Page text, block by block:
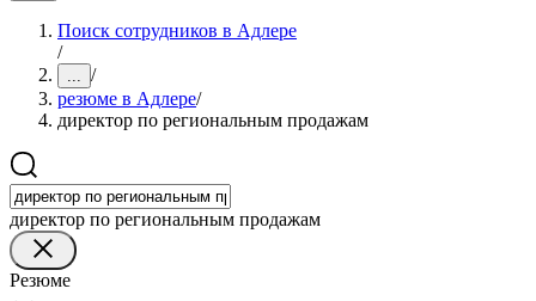
Поиск сотрудников в Адлере
/
... /
резюме в Адлере/
директор по региональным продажам
директор по региональным продажам
Резюме